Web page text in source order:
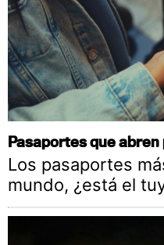
Pasaportes que
Los pasaportes
mundo, ¿está el